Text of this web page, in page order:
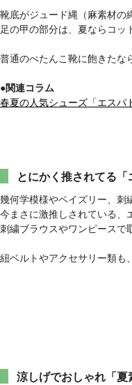
靴底がジュード縄（麻素材の
足の甲の部分は、夏ならコッ
普通のぺたんこ靴に飽きたな
●関連コラム
春夏の人気シューズ「エス
とにかく推されてる「
幾何学模様やペイズリー、刺
今まさに激推しされている、
刺繍ブラウスやワンピースで
紐ベルトやアクセサリー類も
涼しげでおしゃれ「夏